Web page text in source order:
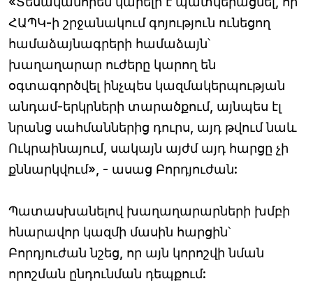
ՀԱՊԿ-ի շրջանակում գոյություն ունեցող
համաձայնագրերի համաձայն՝
խաղաղարար ուժերը կարող են
օգտագործվել ինչպես կազմակերպության
անդամ-երկրների տարածքում, այնպես էլ
նրանց սահմաններից դուրս, այդ թվում նաև
Ուկրաինայում, սակայն այժմ այդ հարցը չի
քննարկվում», - ասաց Բորդյուժան:
Պատասխանելով խաղաղարարների խմբի
հնարավոր կազմի մասին հարցին՝
Բորդյուժան նշեց, որ այն կորոշվի նման
որոշման ընդունման դեպքում: